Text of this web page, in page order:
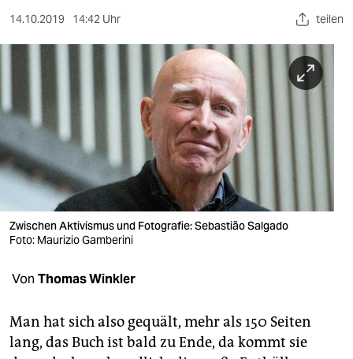
sport
berlin
nord
wahrheit
verlag
verlag
veranstaltungen
fragen & hilfe
14.10.2019 14:42 Uhr teilen
Zwischen Aktivismus und Fotografie: Sebastião Salgado
Foto: Maurizio Gamberini
Von Thomas Winkler
Man hat sich also gequält, mehr als 150 Seiten
lang, das Buch ist bald zu Ende, da kommt sie